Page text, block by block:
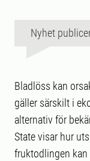
Nyhet
Bladlöss kan
gäller särskilt i
alternativ för
State visar hur
fruktodlingen kan